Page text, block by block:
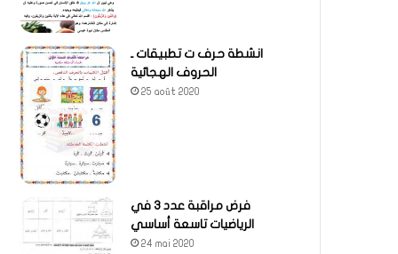
انشطة حرف ت تطبيقات ـ
الحروف الهجائية
25 août 2020
فرض مراقبة عدد 3 في
الرياضيات تاسعة أساسي
24 mai 2020